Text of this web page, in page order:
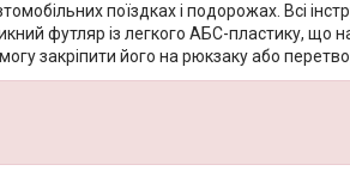
поїздках і подорожах. Всі
футляр із легкого АБС-пластику, що
закріпити його на рюкзаку або